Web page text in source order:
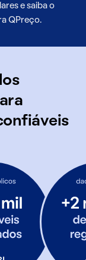
e saiba o
QPreço.